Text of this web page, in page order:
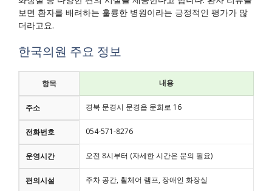
보면 환자를 배려하는 훌륭한 병원이라는 긍정적인 평가가 많
더라고요.
한국의원 주요 정보
항목 내용
주소 경북 문경시 문경읍 문희로 16
전화번호 054-571-8276
운영시간 오전 8시부터 (자세한 시간은 문의 필요)
편의시설 주차 공간, 휠체어 램프, 장애인 화장실